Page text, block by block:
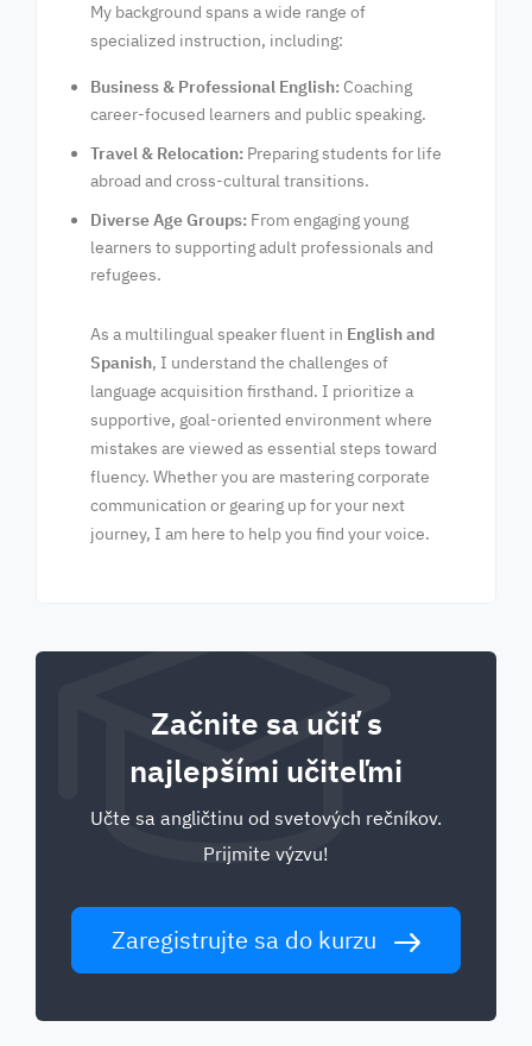
My background spans a wide range of
specialized instruction, including:
Business & Professional English: Coaching
career-focused learners and public speaking.
Travel & Relocation: Preparing students for life
abroad and cross-cultural transitions.
Diverse Age Groups: From engaging young
learners to supporting adult professionals and
refugees.
As a multilingual speaker fluent in English and
Spanish, I understand the challenges of
language acquisition firsthand. I prioritize a
supportive, goal-oriented environment where
mistakes are viewed as essential steps toward
fluency. Whether you are mastering corporate
communication or gearing up for your next
journey, I am here to help you find your voice.
Začnite sa učiť s
najlepšími učiteľmi
Učte sa angličtinu od svetových rečníkov.
Prijmite výzvu!
Zaregistrujte sa do kurzu